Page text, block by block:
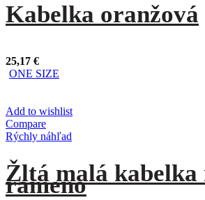
Kabelka oranžová
25,17 €
ONE SIZE
Add to wishlist
Compare
Rýchly náhľad
Žltá malá kabelka
rameno